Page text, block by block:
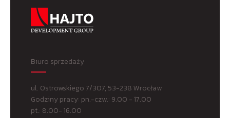
Biuro sprzedaży
ul. Ostrowskiego 7/307, 53-238 Wrocław
Godziny pracy: pn.-czw.: 9.00 - 17.00
pt.: 8.00- 16.00